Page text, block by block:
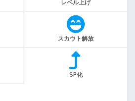
レベル上げ
スカウト解放
SP化